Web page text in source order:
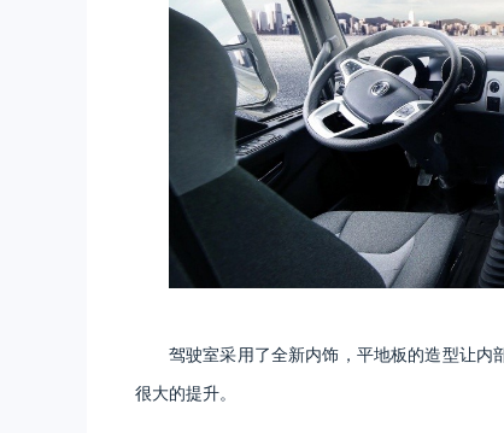
驾驶室采用了全新内饰，平地板的造型让内
很大的提升。